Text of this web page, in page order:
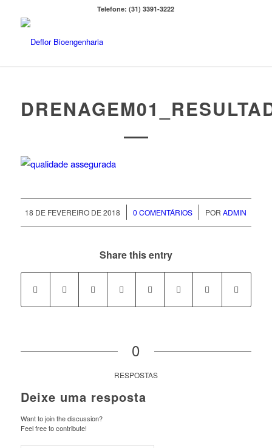
Telefone: (31) 3391-3222
18 DE FEVEREIRO DE 2018
/ 0 COMENTÁRIOS
/ PORADMIN
Share this entry
0
RESPOSTAS
Deixe uma resposta
Want to join the discussion?
Feel free to contribute!